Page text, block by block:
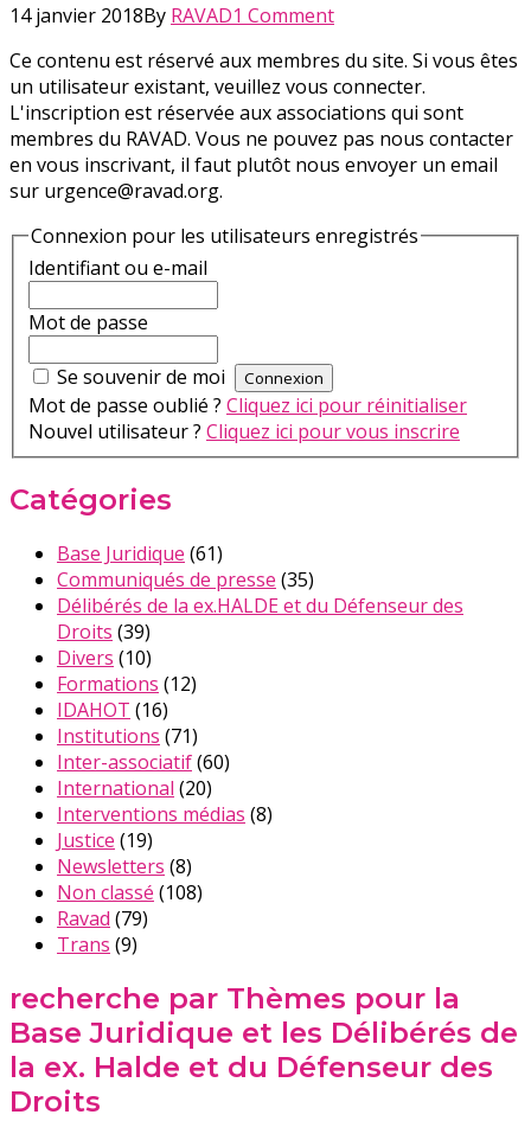
14 janvier 2018By RAVAD1 Comment
Ce contenu est réservé aux membres du site. Si vous êtes
un utilisateur existant, veuillez vous connecter.
L'inscription est réservée aux associations qui sont
membres du RAVAD. Vous ne pouvez pas nous contacter
en vous inscrivant, il faut plutôt nous envoyer un email
sur urgence@ravad.org.
Connexion pour les utilisateurs enregistrés
Identifiant ou e-mail
Mot de passe
Se souvenir de moi
Mot de passe oublié ? Cliquez ici pour réinitialiser
Nouvel utilisateur ? Cliquez ici pour vous inscrire
Catégories
Base Juridique (61)
Communiqués de presse (35)
Délibérés de la ex.HALDE et du Défenseur des
Droits (39)
Divers (10)
Formations (12)
IDAHOT (16)
Institutions (71)
Inter-associatif(60)
International (20)
Interventions médias (8)
Justice (19)
Newsletters (8)
Non classé (108)
Ravad (79)
Trans (9)
recherche par Thèmes pour la
Base Juridique et les Délibérés de
la ex. Halde et du Défenseur des
Droits